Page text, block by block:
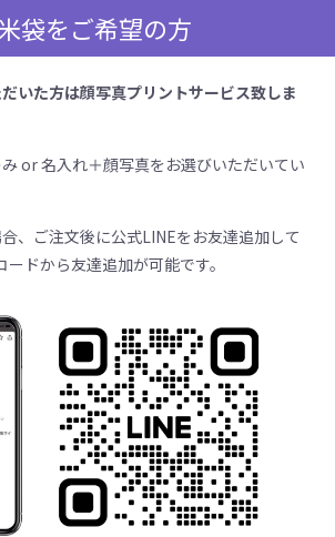
袋をご希望の方
いた方は顔写真プリントサービス致しま
or 名入れ＋顔写真をお選びいただいてい
、ご注文後に公式LINEをお友達追加して
ードから友達追加が可能です。